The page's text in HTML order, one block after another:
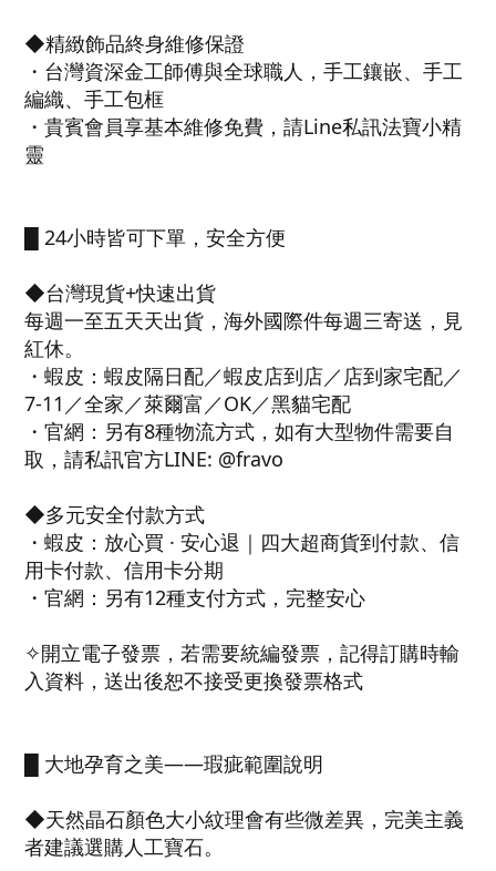
◆精緻飾品終身維修保證
・台灣資深金工師傅與全球職人，手工鑲嵌、手工
編織、手工包框
・貴賓會員享基本維修免費，請Line私訊法寶小精
靈
█ 24小時皆可下單，安全方便
◆台灣現貨+快速出貨
每週一至五天天出貨，海外國際件每週三寄送，見
紅休。
・蝦皮：蝦皮隔日配／蝦皮店到店／店到家宅配／
7-11／全家／萊爾富／OK／黑貓宅配
・官網：另有8種物流方式，如有大型物件需要自
取，請私訊官方LINE: @fravo
◆多元安全付款方式
・蝦皮：放心買 · 安心退｜四大超商貨到付款、信
用卡付款、信用卡分期
・官網：另有12種支付方式，完整安心
✧開立電子發票，若需要統編發票，記得訂購時輸
入資料，送出後恕不接受更換發票格式
█ 大地孕育之美——瑕疵範圍說明
◆天然晶石顏色大小紋理會有些微差異，完美主義
者建議選購人工寶石。